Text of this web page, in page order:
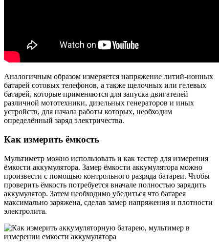
Аналогичным образом измеряется напряжение литий-ионных
батарей сотовых телефонов, а также щелочных или гелевых
батарей, которые применяются для запуска двигателей
различной мототехники, дизельных генераторов и иных
устройств, для начала работы которых, необходим
определённый заряд электричества.
Как измерить ёмкость
Мультиметр можно использовать и как тестер для измерения
ёмкости аккумулятора. Замер ёмкости аккумулятора можно
произвести с помощью контрольного разряда батареи. Чтобы
проверить ёмкость потребуется вначале полностью зарядить
аккумулятор. Затем необходимо убедиться что батарея
максимально заряжена, сделав замер напряжения и плотности
электролита.